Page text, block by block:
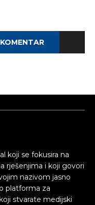
koji se fokusira na
rješenjima i koji govori
nazivom jasno
platforma za
stvarate medijski